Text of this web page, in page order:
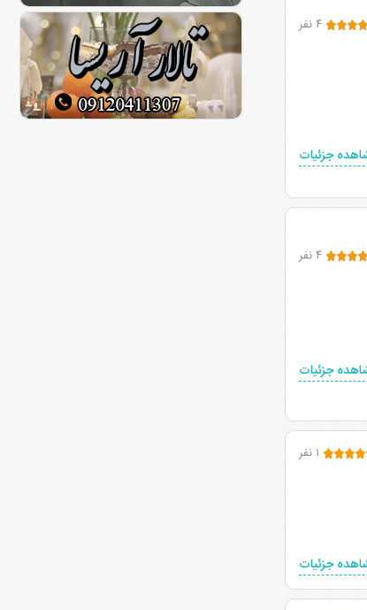
۴ نفر
جزئیات
۴ نفر
جزئیات
۱ نفر
جزئیات